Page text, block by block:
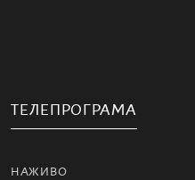
ТЕЛЕПРОГРАМА
НАЖИВО